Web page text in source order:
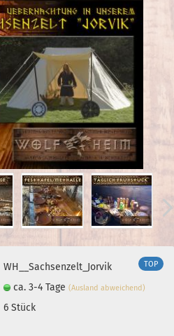
TOP
WH__Sachsenzelt_Jorvik
ca. 3-4 Tage(Ausland abweichend)
6Stück